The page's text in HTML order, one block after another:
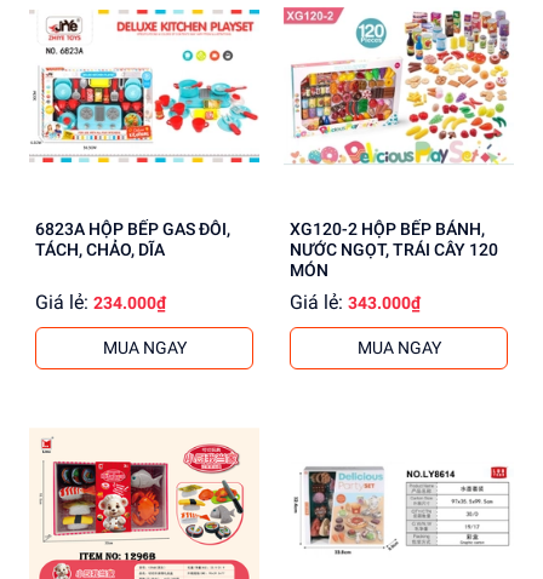
6823A HỘP BẾP GAS ĐÔI,
TÁCH, CHẢO, DĨA
Giá lẻ: 234.000₫
MUA NGAY
XG120-2 HỘP BẾP BÁNH,
NƯỚC NGỌT, TRÁI CÂY 120
MÓN
Giá lẻ: 343.000₫
MUA NGAY